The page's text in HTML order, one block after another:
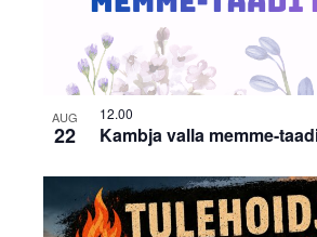
AUG
22 Kambja valla memme-
12.00